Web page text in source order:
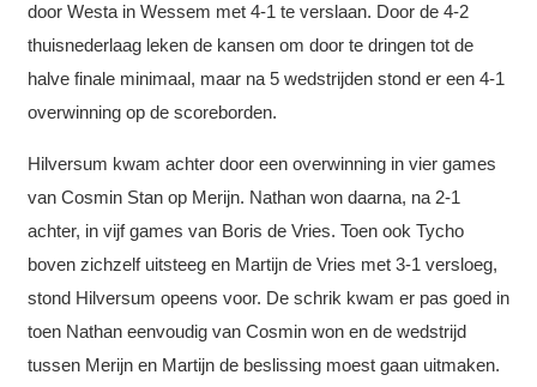
door Westa in Wessem met 4-1 te verslaan. Door de 4-2
thuisnederlaag leken de kansen om door te dringen tot de
halve finale minimaal, maar na 5 wedstrijden stond er een 4-1
overwinning op de scoreborden.
Hilversum kwam achter door een overwinning in vier games
van Cosmin Stan op Merijn. Nathan won daarna, na 2-1
achter, in vijf games van Boris de Vries. Toen ook Tycho
boven zichzelf uitsteeg en Martijn de Vries met 3-1 versloeg,
stond Hilversum opeens voor. De schrik kwam er pas goed in
toen Nathan eenvoudig van Cosmin won en de wedstrijd
tussen Merijn en Martijn de beslissing moest gaan uitmaken.